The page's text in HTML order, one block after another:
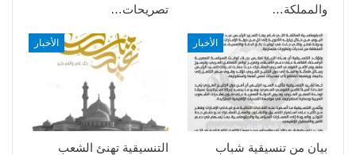
تصريحات…
والمملكة…
الأخبار
التنسيقية تهنئ الشعب
الأخبار
بيان من تنسيقية شباب